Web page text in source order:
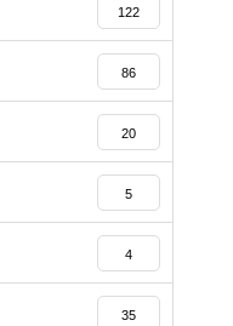
122
86
20
5
4
35